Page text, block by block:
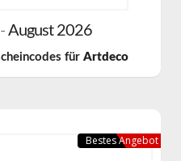
August 2026
für Artdeco
Bestes Angebot